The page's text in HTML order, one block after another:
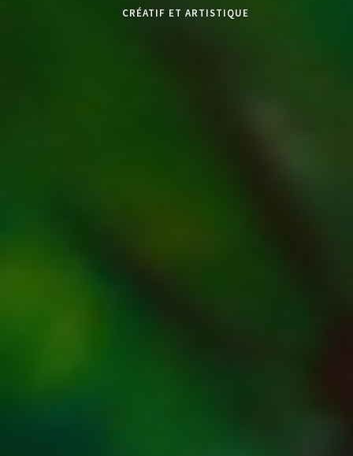
CRÉATIF ET ARTISTIQUE